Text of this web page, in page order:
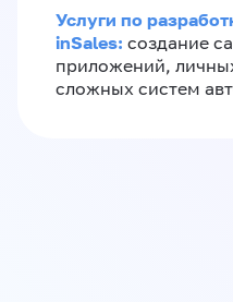
Услуги по
inSales: создание
приложений,
сложных систем